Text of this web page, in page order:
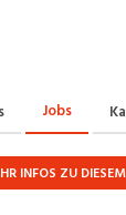
Jobs
INFOS ZU